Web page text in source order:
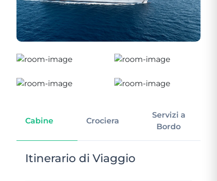
Cabine Crociera
Servizi a
Bordo
Itinerario di Viaggio